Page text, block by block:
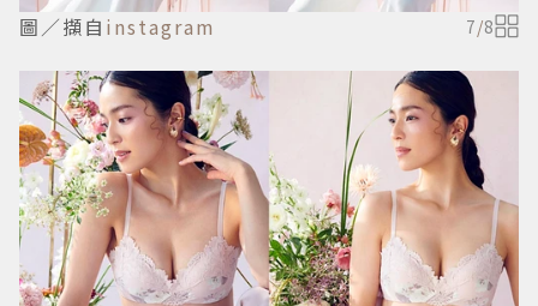
圖／擷自 instagram 7/8